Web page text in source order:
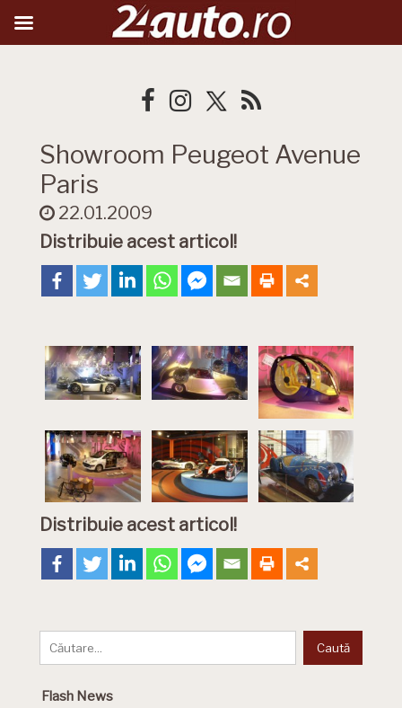
Showroom Peugeot Avenue
Paris
22.01.2009
Distribuie acest articol!
Distribuie acest articol!
Flash News